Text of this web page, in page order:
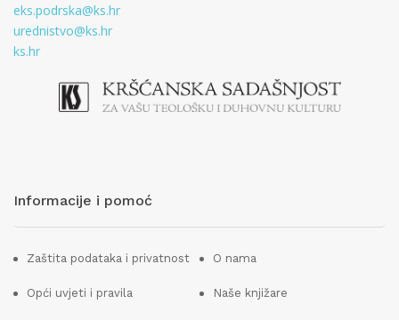
eks.podrska@ks.hr
urednistvo@ks.hr
ks.hr
Informacije i pomoć
Zaštita podataka i privatnost
Opći uvjeti i pravila
O nama
Naše knjižare